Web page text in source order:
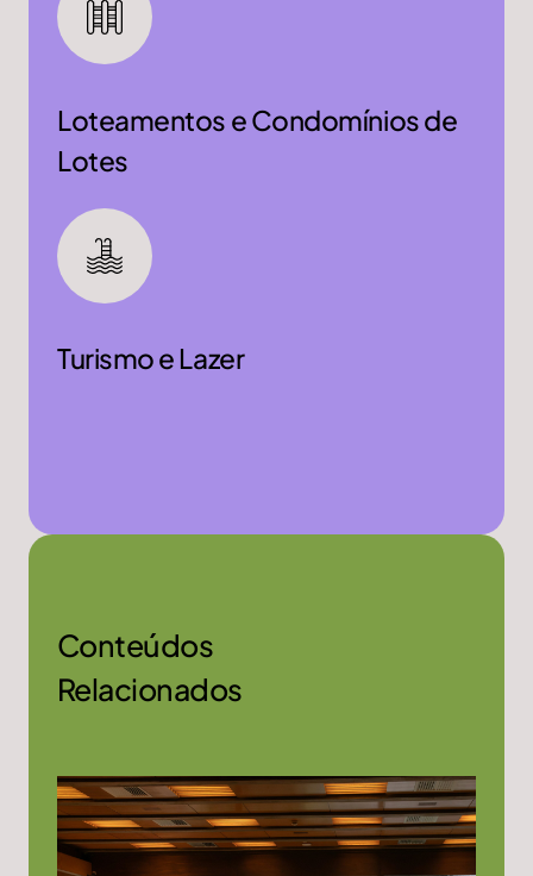
Loteamentos e Condomínios de
Lotes
Turismo e Lazer
Conteúdos
Relacionados